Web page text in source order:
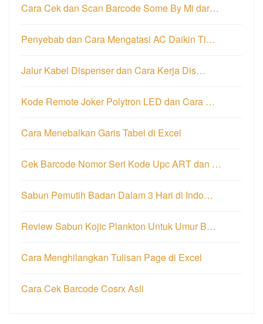
Cara Cek dan Scan Barcode Some By Mi dar…
Penyebab dan Cara Mengatasi AC Daikin Ti…
Jalur Kabel Dispenser dan Cara Kerja Dis…
Kode Remote Joker Polytron LED dan Cara …
Cara Menebalkan Garis Tabel di Excel
Cek Barcode Nomor Seri Kode Upc ART dan …
Sabun Pemutih Badan Dalam 3 Hari di Indo…
Review Sabun Kojic Plankton Untuk Umur B…
Cara Menghilangkan Tulisan Page di Excel
Cara Cek Barcode Cosrx Asli